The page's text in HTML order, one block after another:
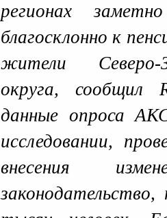
регионах
благосклонно к
жители Северо-
округа, сообщил
данные опроса
исследовании,
внесения